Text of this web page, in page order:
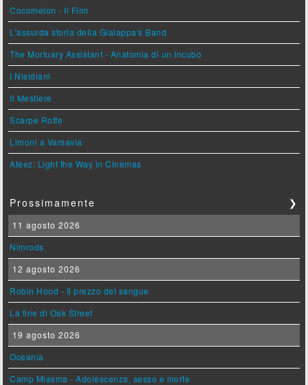
Cocomelon - Il Film
L'assurda storia della Gialappa's Band
The Mortuary Assistant - Anatomia di un Incubo
I Nisidiani
Il Mestiere
Scarpe Rotte
Limoni a Varsavia
Ateez: Light the Way in Cinemas
Prossimamente ❯
11 agosto 2026
Nimrods
12 agosto 2026
Robin Hood - Il prezzo del sangue
La fine di Oak Street
19 agosto 2026
Oceania
Camp Miasma - Adolescenza, sesso e morte